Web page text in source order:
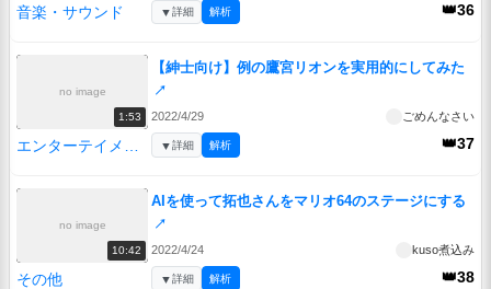
音楽・サウンド 👑36
▼詳細 解析
no image
1:53
【紳士向け】例の鷹宮リオンを実用的にしてみた
↗
2022/4/29 ごめんなさい
👑37
▼詳細 解析
no image
10:42
AIを使って拓也さんをマリオ64のステージにする
↗
2022/4/24 kuso煮込み
その他 👑38
▼詳細 解析